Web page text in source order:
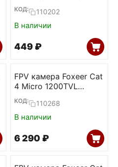
КОД: 110202
В наличии
‍449‍ ₽
FPV камера Foxeer Cat
4 Micro 1200TVL
StarLight
КОД: 110268
В наличии
6 290 ₽